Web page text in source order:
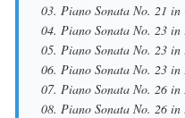
03. Piano Sonata No. 21
04. Piano Sonata No. 23
05. Piano Sonata No. 23
06. Piano Sonata No. 23
07. Piano Sonata No. 26
08. Piano Sonata No. 26